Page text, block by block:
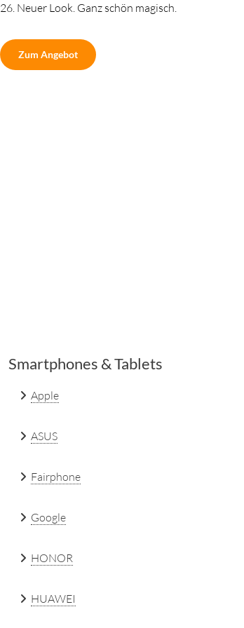
26. Neuer Look. Ganz schön magisch.
Zum Angebot
Smartphones & Tablets
Apple
ASUS
Fairphone
Google
HONOR
HUAWEI